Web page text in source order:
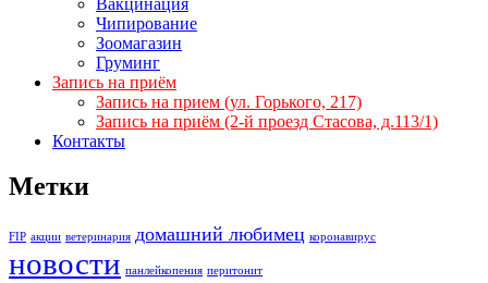
Чипирование
Зоомагазин
Груминг
Запись на приём
Запись на прием (ул. Горького, 217)
Запись на приём (2-й проезд Стасова, д.113/1)
Контакты
Метки
FIP акции ветеринария домашний любимец коронавирус
новости панлейкопения перитонит